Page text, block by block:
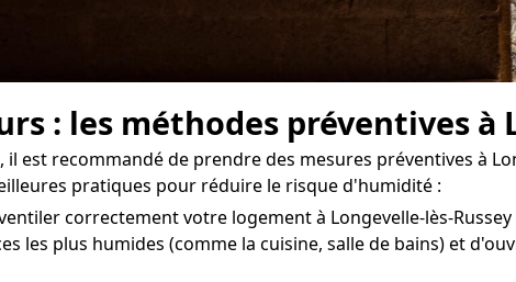
: les méthodes préventives à
est recommandé de prendre des mesures préventives à
pratiques pour réduire le risque d'humidité :
correctement votre logement à Longevelle-lès-
les plus humides (comme la cuisine, salle de bains) et